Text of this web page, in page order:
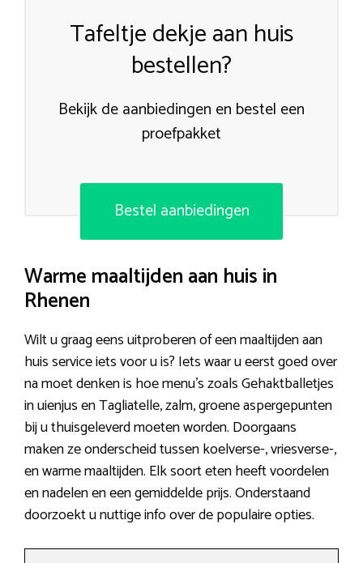
Tafeltje dekje aan huis
bestellen?
Bekijk de aanbiedingen en bestel een
proefpakket
Bestel aanbiedingen
Warme maaltijden aan huis in
Rhenen
Wilt u graag eens uitproberen of een maaltijden aan
huis service iets voor u is? Iets waar u eerst goed over
na moet denken is hoe menu’s zoals Gehaktballetjes
in uienjus en Tagliatelle, zalm, groene aspergepunten
bij u thuisgeleverd moeten worden. Doorgaans
maken ze onderscheid tussen koelverse-, vriesverse-,
en warme maaltijden. Elk soort eten heeft voordelen
en nadelen en een gemiddelde prijs. Onderstaand
doorzoekt u nuttige info over de populaire opties.